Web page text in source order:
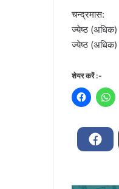
चन्द्रमास:
ज्येष्ठ (अधिक)
ज्येष्ठ (अधिक)
शेयर करें :-